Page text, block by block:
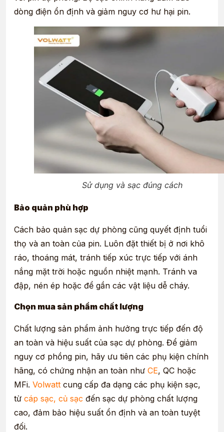
dòng điện ổn định và giảm nguy cơ hư hại pin.
Sử dụng và sạc đúng cách
Bảo quản phù hợp
Cách bảo quản sạc dự phòng cũng quyết định tuổi
thọ và an toàn của pin. Luôn đặt thiết bị ở nơi khô
ráo, thoáng mát, tránh tiếp xúc trực tiếp với ánh
nắng mặt trời hoặc nguồn nhiệt mạnh. Tránh va
đập, nén ép hoặc để gần các vật liệu dễ cháy.
Chọn mua sản phẩm chất lượng
Chất lượng sản phẩm ảnh hưởng trực tiếp đến độ
an toàn và hiệu suất của sạc dự phòng. Để giảm
nguy cơ phồng pin, hãy ưu tiên các phụ kiện chính
hãng, có chứng nhận an toàn như CE, QC hoặc
MFi. Volwatt cung cấp đa dạng các phụ kiện sạc,
từ cáp sạc, củ sạc đến sạc dự phòng chất lượng
cao, đảm bảo hiệu suất ổn định và an toàn tuyệt
đối.